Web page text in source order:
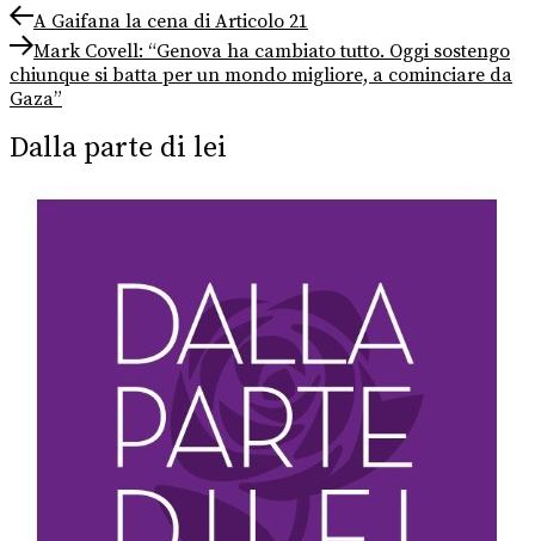
Navigazione
articoli
Previous
post:
A Gaifana la cena di Articolo 21
Next
post:
Mark Covell: “Genova ha cambiato tutto. Oggi sostengo
chiunque si batta per un mondo migliore, a cominciare da
Gaza”
Dalla parte di lei